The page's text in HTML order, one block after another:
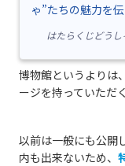
ゃ”たちの魅力を
はたらくじどう
博物館というよりは、
ージを持っていただ
以前は一般にも公開
内も出来ないため、